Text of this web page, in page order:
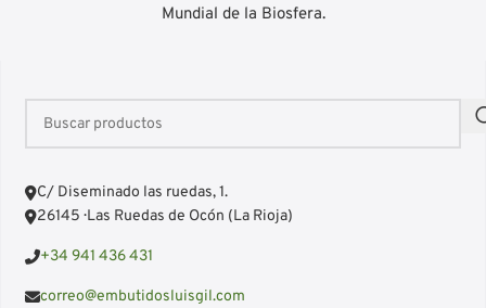
Mundial de la Biosfera.
C/ Diseminado las ruedas, 1.
26145 · Las Ruedas de Ocón (La Rioja)
+34 941 436 431
correo@embutidosluisgil.com